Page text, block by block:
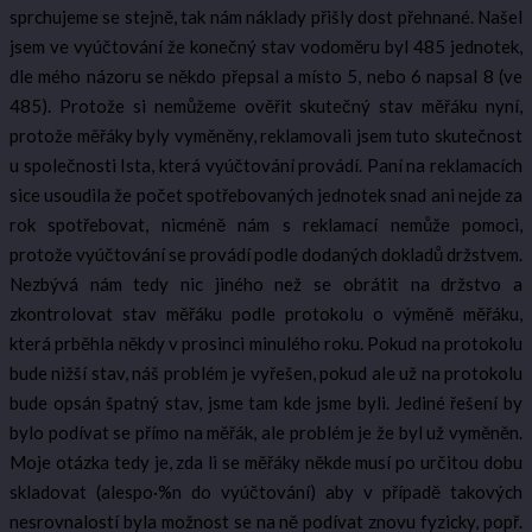
sprchujeme se stejně, tak nám náklady přišly dost přehnané. Našel
jsem ve vyúčtování že konečný stav vodoměru byl 485 jednotek,
dle mého názoru se někdo přepsal a místo 5, nebo 6 napsal 8 (ve
485). Protože si nemůžeme ověřit skutečný stav měřáku nyní,
protože měřáky byly vyměněny, reklamovali jsem tuto skutečnost
u společnosti Ista, která vyúčtování provádí. Paní na reklamacích
sice usoudila že počet spotřebovaných jednotek snad ani nejde za
rok spotřebovat, nicméně nám s reklamací nemůže pomoci,
protože vyúčtování se provádí podle dodaných dokladů držstvem.
Nezbývá nám tedy nic jiného než se obrátit na držstvo a
zkontrolovat stav měřáku podle protokolu o výměně měřáku,
která prběhla někdy v prosinci minulého roku. Pokud na protokolu
bude nižší stav, náš problém je vyřešen, pokud ale už na protokolu
bude opsán špatný stav, jsme tam kde jsme byli. Jediné řešení by
bylo podívat se přímo na měřák, ale problém je že byl už vyměněn.
Moje otázka tedy je, zda li se měřáky někde musí po určitou dobu
skladovat (alespo·%n do vyúčtování) aby v případě takových
nesrovnalostí byla možnost se na ně podívat znovu fyzicky, popř.